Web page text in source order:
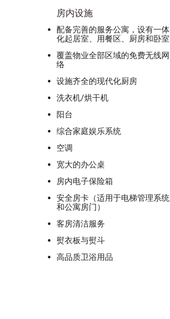
房内设施
配备完善的服务公寓，设有一体
化起居室、用餐区、厨房和卧室
覆盖物业全部区域的免费无线网
络
设施齐全的现代化厨房
洗衣机/烘干机
阳台
综合家庭娱乐系统
空调
宽大的办公桌
房内电子保险箱
安全房卡（适用于电梯管理系统
和公寓房门）
客房清洁服务
熨衣板与熨斗
高品质卫浴用品